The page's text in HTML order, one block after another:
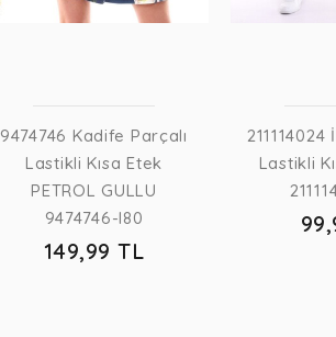
9474746 Kadife Parçalı
Lastikli Kısa Etek
PETROL GULLU
9474746-I80
149,99 TL
Lastikli